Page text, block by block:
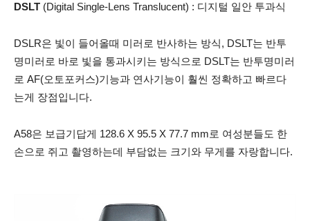
DSLT (Digital Single-Lens Translucent) : 디지털 일안 투과식
DSLR은 빛이 들어올때 미러로 반사하는 방식, DSLT는 반투
명미러로 바로 빛을 통과시키는 방식으로 DSLT는 반투명미러
로 AF(오토포커스)기능과 연사기능이 훨씬 정확하고 빠르다
는게 장점입니다.
A58은 보급기답게 128.6 X 95.5 X 77.7 mm로 여성분들도 한
손으로 쥐고 촬영하는데 부담없는 크기와 무게를 자랑합니다.